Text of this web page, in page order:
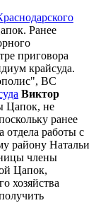
Ранее
приговора
крайсуда.
ВС
Виктор
Цапок, не
ранее
отдела работы с
району Натальи
члены
Цапок,
хозяйства